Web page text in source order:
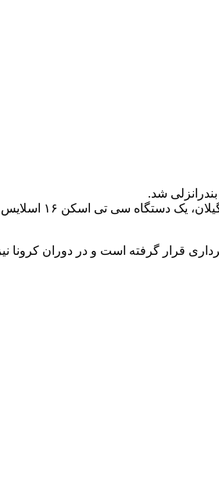
به گزارش سرتوک ، به نقل از پایگاه
این مرکز راه اندازی و مورد بهربرداری قرار گرفته است و